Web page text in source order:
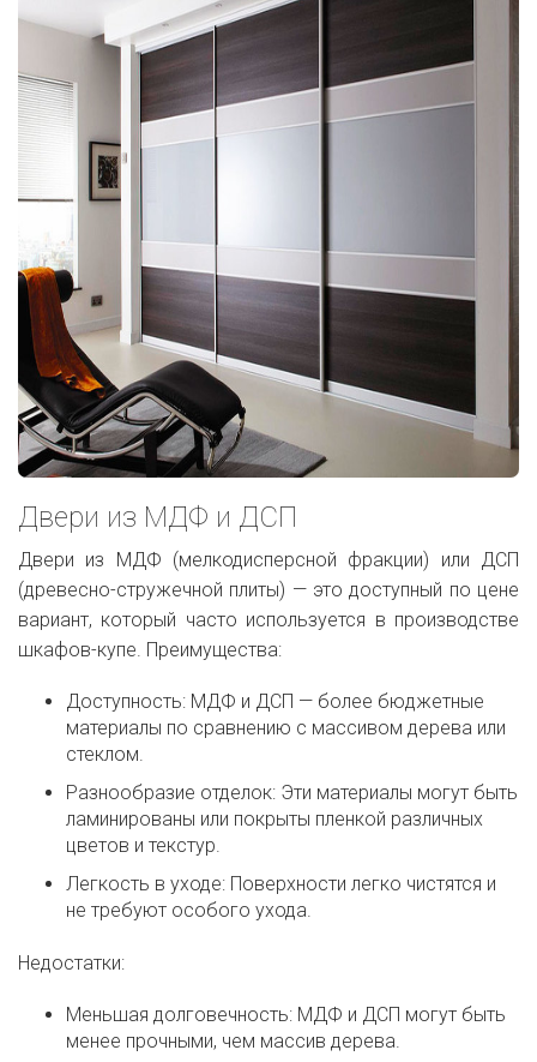
Двери из МДФ и ДСП
Двери из МДФ (мелкодисперсной фракции) или ДСП
(древесно-стружечной плиты) — это доступный по цене
вариант, который часто используется в производстве
шкафов-купе. Преимущества:
Доступность: МДФ и ДСП — более бюджетные
материалы по сравнению с массивом дерева или
стеклом.
Разнообразие отделок: Эти материалы могут быть
ламинированы или покрыты пленкой различных
цветов и текстур.
Легкость в уходе: Поверхности легко чистятся и
не требуют особого ухода.
Недостатки:
Меньшая долговечность: МДФ и ДСП могут быть
менее прочными, чем массив дерева.